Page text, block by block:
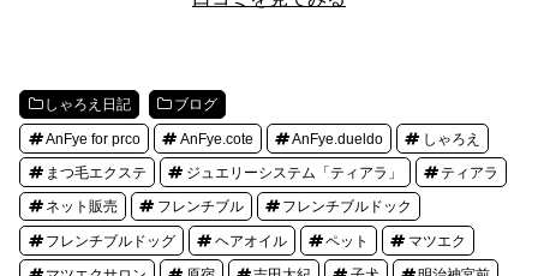
しゃろえ日記 ブログ
AnFye for prco AnFye.cote AnFye.dueldo しゃろえ
まつ毛エクステ ジュエリーシステム「ティアラ」 ティアラ
ネット販売 フレンチブル フレンチブルドック
フレンチブルドッグ ヘアオイル ペット マツエク